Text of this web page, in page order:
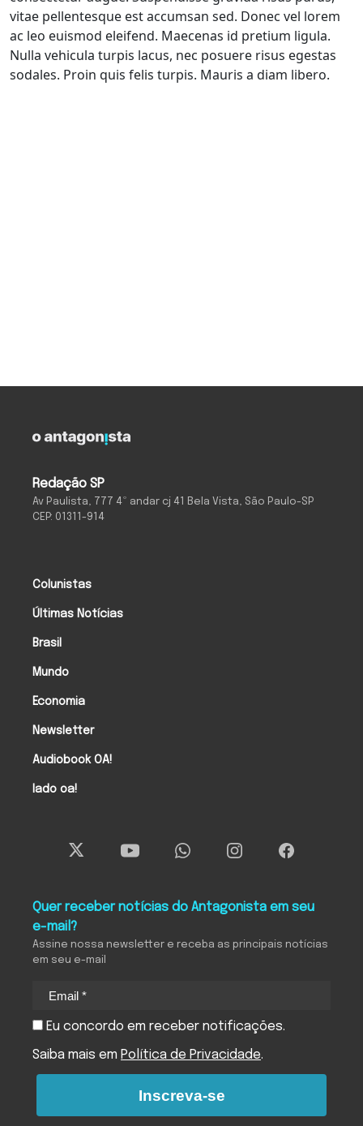
vitae pellentesque est accumsan sed. Donec vel lorem
ac leo euismod eleifend. Maecenas id pretium ligula.
Nulla vehicula turpis lacus, nec posuere risus egestas
sodales. Proin quis felis turpis. Mauris a diam libero.
Redação SP
Av Paulista, 777 4º andar cj 41 Bela Vista, São Paulo-SP
CEP: 01311-914
Colunistas
Últimas Notícias
Brasil
Mundo
Economia
Newsletter
Audiobook OA!
lado oa!
Quer receber notícias do Antagonista em seu
e-mail?
Assine nossa newsletter e receba as principais notícias
em seu e-mail
Eu concordo em receber notificações.
Saiba mais em Política de Privacidade.
Inscreva-se